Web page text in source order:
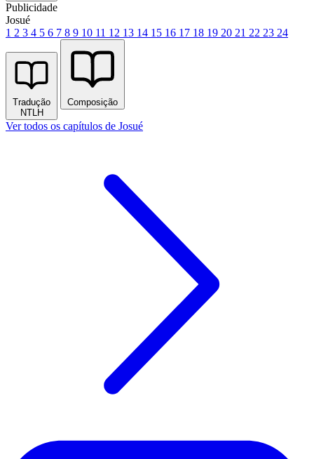
Publicidade
Josué
1 2 3 4 5 6 7 8 9 10 11 12 13 14 15 16 17 18 19 20 21 22 23 24
Tradução
NTLH
Composição
Ver todos os capítulos de Josué